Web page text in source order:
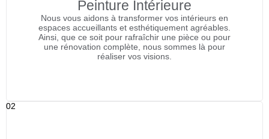
Peinture Intérieure
Nous vous aidons à transformer vos intérieurs en
espaces accueillants et esthétiquement agréables.
Ainsi, que ce soit pour rafraîchir une pièce ou pour
une rénovation complète, nous sommes là pour
réaliser vos visions.
02